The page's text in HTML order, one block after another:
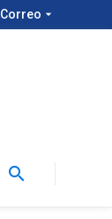
Correo arrow_drop_down
search